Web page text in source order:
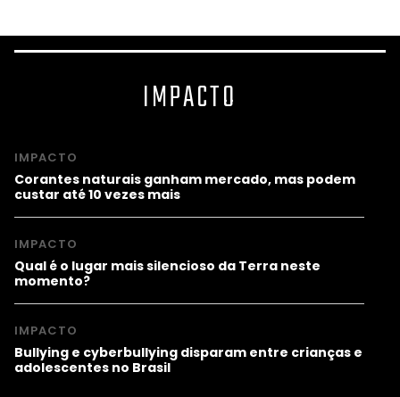
IMPACTO
IMPACTO
Corantes naturais ganham mercado, mas podem
custar até 10 vezes mais
IMPACTO
Qual é o lugar mais silencioso da Terra neste
momento?
IMPACTO
Bullying e cyberbullying disparam entre crianças e
adolescentes no Brasil